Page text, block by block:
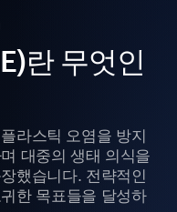
란 무엇인
라스틱 오염을 방지
대중의 생태 의식을
했습니다. 전략적인
한 목표들을 달성하